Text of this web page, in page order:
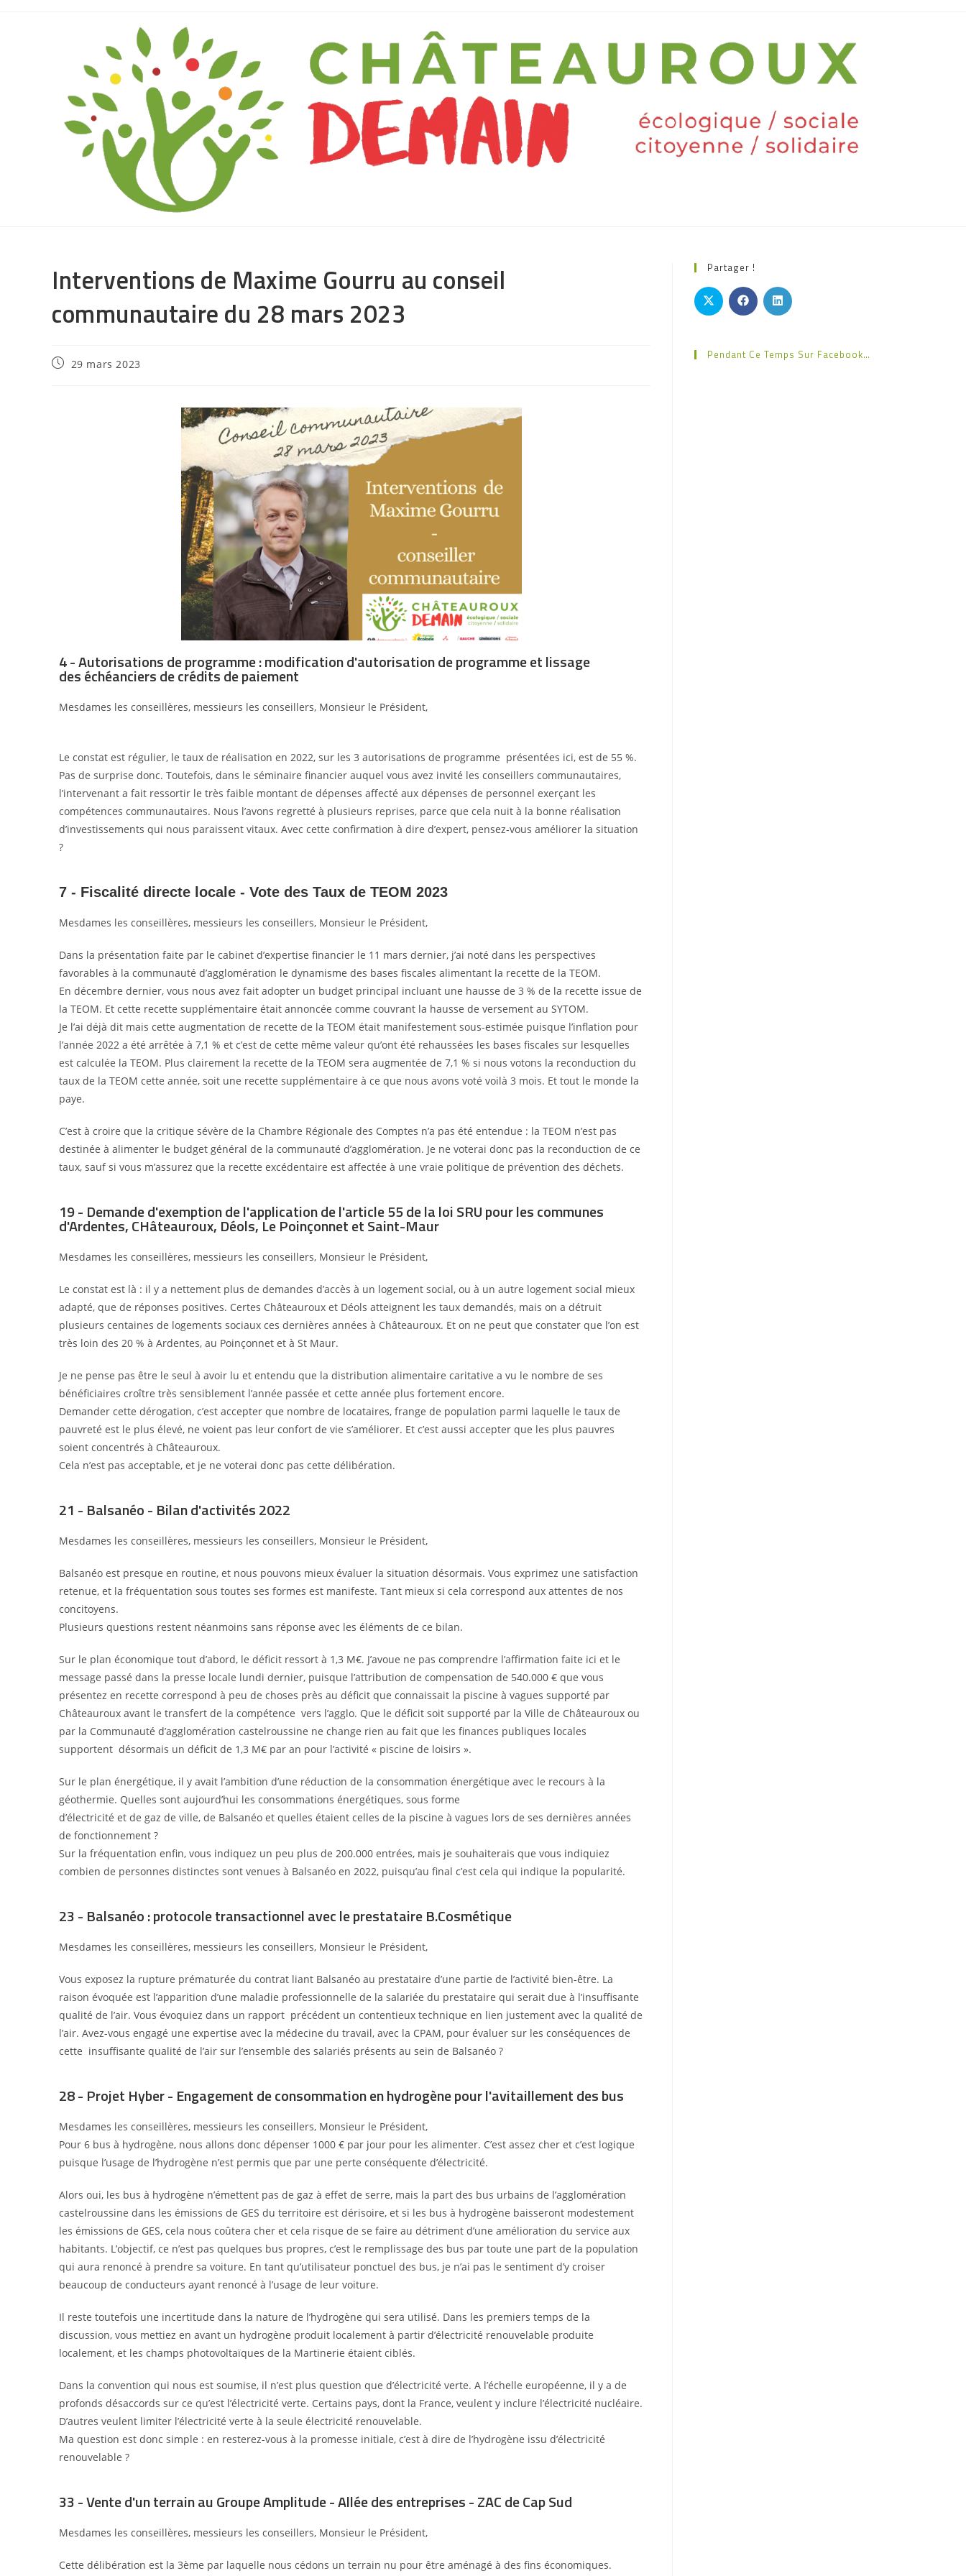
Interventions de Maxime Gourru au conseil
communautaire du 28 mars 2023
29 mars 2023
4 - Autorisations de programme : modification d'autorisation de programme et lissage
des échéanciers de crédits de paiement
Mesdames les conseillères, messieurs les conseillers, Monsieur le Président,
Le constat est régulier, le taux de réalisation en 2022, sur les 3 autorisations de programme présentées ici, est de 55 %.
Pas de surprise donc. Toutefois, dans le séminaire financier auquel vous avez invité les conseillers communautaires,
l’intervenant a fait ressortir le très faible montant de dépenses affecté aux dépenses de personnel exerçant les
compétences communautaires. Nous l’avons regretté à plusieurs reprises, parce que cela nuit à la bonne réalisation
d’investissements qui nous paraissent vitaux. Avec cette confirmation à dire d’expert, pensez-vous améliorer la situation
?
7 - Fiscalité directe locale - Vote des Taux de TEOM 2023
Mesdames les conseillères, messieurs les conseillers, Monsieur le Président,
Dans la présentation faite par le cabinet d’expertise financier le 11 mars dernier, j’ai noté dans les perspectives
favorables à la communauté d’agglomération le dynamisme des bases fiscales alimentant la recette de la TEOM.
En décembre dernier, vous nous avez fait adopter un budget principal incluant une hausse de 3 % de la recette issue de
la TEOM. Et cette recette supplémentaire était annoncée comme couvrant la hausse de versement au SYTOM.
Je l’ai déjà dit mais cette augmentation de recette de la TEOM était manifestement sous-estimée puisque l’inflation pour
l’année 2022 a été arrêtée à 7,1 % et c’est de cette même valeur qu’ont été rehaussées les bases fiscales sur lesquelles
est calculée la TEOM. Plus clairement la recette de la TEOM sera augmentée de 7,1 % si nous votons la reconduction du
taux de la TEOM cette année, soit une recette supplémentaire à ce que nous avons voté voilà 3 mois. Et tout le monde la
paye.
C’est à croire que la critique sévère de la Chambre Régionale des Comptes n’a pas été entendue : la TEOM n’est pas
destinée à alimenter le budget général de la communauté d’agglomération. Je ne voterai donc pas la reconduction de ce
taux, sauf si vous m’assurez que la recette excédentaire est affectée à une vraie politique de prévention des déchets.
19 - Demande d'exemption de l'application de l'article 55 de la loi SRU pour les communes
d'Ardentes, CHâteauroux, Déols, Le Poinçonnet et Saint-Maur
Mesdames les conseillères, messieurs les conseillers, Monsieur le Président,
Le constat est là : il y a nettement plus de demandes d’accès à un logement social, ou à un autre logement social mieux
adapté, que de réponses positives. Certes Châteauroux et Déols atteignent les taux demandés, mais on a détruit
plusieurs centaines de logements sociaux ces dernières années à Châteauroux. Et on ne peut que constater que l’on est
très loin des 20 % à Ardentes, au Poinçonnet et à St Maur.
Je ne pense pas être le seul à avoir lu et entendu que la distribution alimentaire caritative a vu le nombre de ses
bénéficiaires croître très sensiblement l’année passée et cette année plus fortement encore.
Demander cette dérogation, c’est accepter que nombre de locataires, frange de population parmi laquelle le taux de
pauvreté est le plus élevé, ne voient pas leur confort de vie s’améliorer. Et c’est aussi accepter que les plus pauvres
soient concentrés à Châteauroux.
Cela n’est pas acceptable, et je ne voterai donc pas cette délibération.
21 - Balsanéo - Bilan d'activités 2022
Mesdames les conseillères, messieurs les conseillers, Monsieur le Président,
Balsanéo est presque en routine, et nous pouvons mieux évaluer la situation désormais. Vous exprimez une satisfaction
retenue, et la fréquentation sous toutes ses formes est manifeste. Tant mieux si cela correspond aux attentes de nos
concitoyens.
Plusieurs questions restent néanmoins sans réponse avec les éléments de ce bilan.
Sur le plan économique tout d’abord, le déficit ressort à 1,3 M€. J’avoue ne pas comprendre l’affirmation faite ici et le
message passé dans la presse locale lundi dernier, puisque l’attribution de compensation de 540.000 € que vous
présentez en recette correspond à peu de choses près au déficit que connaissait la piscine à vagues supporté par
Châteauroux avant le transfert de la compétence vers l’agglo. Que le déficit soit supporté par la Ville de Châteauroux ou
par la Communauté d’agglomération castelroussine ne change rien au fait que les finances publiques locales
supportent désormais un déficit de 1,3 M€ par an pour l’activité « piscine de loisirs ».
Sur le plan énergétique, il y avait l’ambition d’une réduction de la consommation énergétique avec le recours à la
géothermie. Quelles sont aujourd’hui les consommations énergétiques, sous forme
d’électricité et de gaz de ville, de Balsanéo et quelles étaient celles de la piscine à vagues lors de ses dernières années
de fonctionnement ?
Sur la fréquentation enfin, vous indiquez un peu plus de 200.000 entrées, mais je souhaiterais que vous indiquiez
combien de personnes distinctes sont venues à Balsanéo en 2022, puisqu’au final c’est cela qui indique la popularité.
23 - Balsanéo : protocole transactionnel avec le prestataire B.Cosmétique
Mesdames les conseillères, messieurs les conseillers, Monsieur le Président,
Vous exposez la rupture prématurée du contrat liant Balsanéo au prestataire d’une partie de l’activité bien-être. La
raison évoquée est l’apparition d’une maladie professionnelle de la salariée du prestataire qui serait due à l’insuffisante
qualité de l’air. Vous évoquiez dans un rapport précédent un contentieux technique en lien justement avec la qualité de
l’air. Avez-vous engagé une expertise avec la médecine du travail, avec la CPAM, pour évaluer sur les conséquences de
cette insuffisante qualité de l’air sur l’ensemble des salariés présents au sein de Balsanéo ?
28 - Projet Hyber - Engagement de consommation en hydrogène pour l'avitaillement des bus
Mesdames les conseillères, messieurs les conseillers, Monsieur le Président,
Pour 6 bus à hydrogène, nous allons donc dépenser 1000 € par jour pour les alimenter. C’est assez cher et c’est logique
puisque l’usage de l’hydrogène n’est permis que par une perte conséquente d’électricité.
Alors oui, les bus à hydrogène n’émettent pas de gaz à effet de serre, mais la part des bus urbains de l’agglomération
castelroussine dans les émissions de GES du territoire est dérisoire, et si les bus à hydrogène baisseront modestement
les émissions de GES, cela nous coûtera cher et cela risque de se faire au détriment d’une amélioration du service aux
habitants. L’objectif, ce n’est pas quelques bus propres, c’est le remplissage des bus par toute une part de la population
qui aura renoncé à prendre sa voiture. En tant qu’utilisateur ponctuel des bus, je n’ai pas le sentiment d’y croiser
beaucoup de conducteurs ayant renoncé à l’usage de leur voiture.
Il reste toutefois une incertitude dans la nature de l’hydrogène qui sera utilisé. Dans les premiers temps de la
discussion, vous mettiez en avant un hydrogène produit localement à partir d’électricité renouvelable produite
localement, et les champs photovoltaïques de la Martinerie étaient ciblés.
Dans la convention qui nous est soumise, il n’est plus question que d’électricité verte. A l’échelle européenne, il y a de
profonds désaccords sur ce qu’est l’électricité verte. Certains pays, dont la France, veulent y inclure l’électricité nucléaire.
D’autres veulent limiter l’électricité verte à la seule électricité renouvelable.
Ma question est donc simple : en resterez-vous à la promesse initiale, c’est à dire de l’hydrogène issu d’électricité
renouvelable ?
33 - Vente d'un terrain au Groupe Amplitude - Allée des entreprises - ZAC de Cap Sud
Mesdames les conseillères, messieurs les conseillers, Monsieur le Président,
Cette délibération est la 3ème par laquelle nous cédons un terrain nu pour être aménagé à des fins économiques.
Partager !
Pendant Ce Temps Sur Facebook…